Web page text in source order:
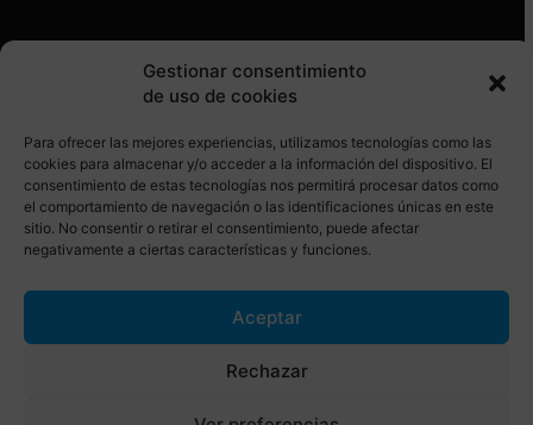
Gestionar consentimiento
de uso de cookies
Para ofrecer las mejores experiencias, utilizamos tecnologías como las
cookies para almacenar y/o acceder a la información del dispositivo. El
consentimiento de estas tecnologías nos permitirá procesar datos como
el comportamiento de navegación o las identificaciones únicas en este
sitio. No consentir o retirar el consentimiento, puede afectar
negativamente a ciertas características y funciones.
Aceptar
Rechazar
SÍGUENOS EN REDES SOCIALES
© Torrevieja ON. Desarrollado por